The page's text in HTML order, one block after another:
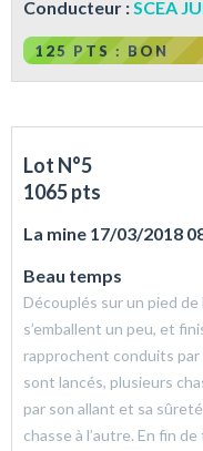
Conducteur :SCEA
125 PTS : BON
Lot N°5
1065 pts
La mine 17/03/2018
Beau temps
Découplés sur un pied
s’emballent un peu, et
rapprochent conduits
sont lancés, plusieurs
par son allant et sa
chasse à l’autre. En fin